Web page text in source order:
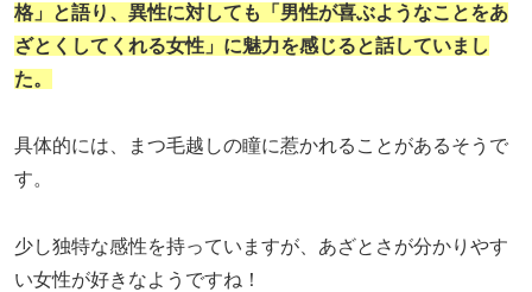
格」と語り、異性に対しても「男性が喜ぶようなことをあ
ざとくしてくれる女性」に魅力を感じると話していまし
た。
具体的には、まつ毛越しの瞳に惹かれることがあるそうで
す。
少し独特な感性を持っていますが、あざとさが分かりやす
い女性が好きなようですね！